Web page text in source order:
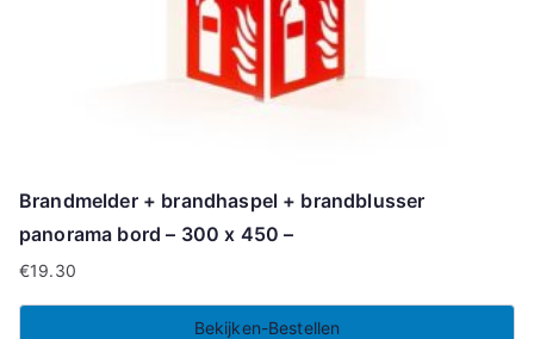
Brandmelder + brandhaspel + brandblusser
panorama bord – 300 x 450 –
€19.30
Bekijken-Bestellen